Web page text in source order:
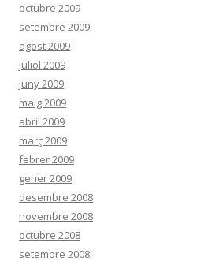
octubre 2009
setembre 2009
agost 2009
juliol 2009
juny 2009
maig 2009
abril 2009
març 2009
febrer 2009
gener 2009
desembre 2008
novembre 2008
octubre 2008
setembre 2008